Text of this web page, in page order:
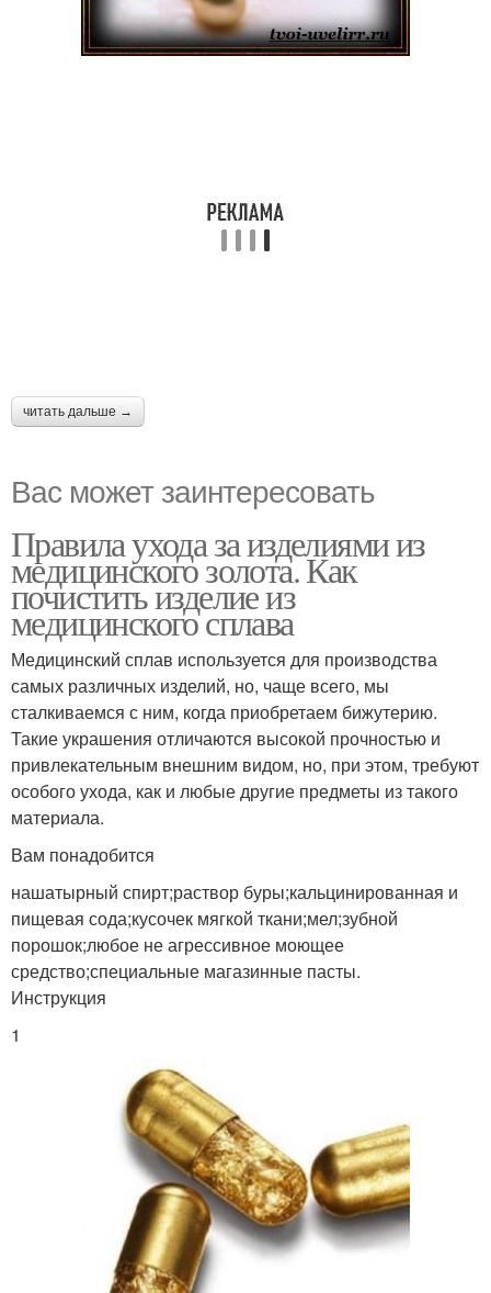
читать дальше →
Вас может заинтересовать
Правила ухода за изделиями из
медицинского золота. Как
почистить изделие из
медицинского сплава
Медицинский сплав используется для производства
самых различных изделий, но, чаще всего, мы
сталкиваемся с ним, когда приобретаем бижутерию.
Такие украшения отличаются высокой прочностью и
привлекательным внешним видом, но, при этом, требуют
особого ухода, как и любые другие предметы из такого
материала.
Вам понадобится
нашатырный спирт;раствор буры;кальцинированная и
пищевая сода;кусочек мягкой ткани;мел;зубной
порошок;любое не агрессивное моющее
средство;специальные магазинные пасты.
Инструкция
1